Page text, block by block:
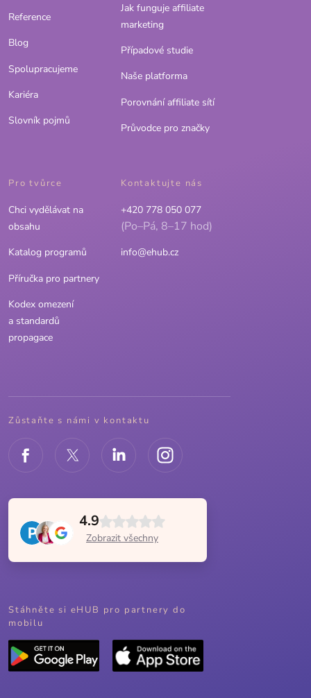
Reference
Blog
Spolupracujeme
Kariéra
Slovník pojmů
Jak funguje affiliate
marketing
Případové studie
Naše platforma
Porovnání affiliate sítí
Průvodce pro značky
Pro tvůrce
Chci vydělávat na
obsahu
Katalog programů
Příručka pro partnery
Kodex omezení
a standardů
propagace
Kontaktujte nás
+420 778 050 077
(Po–Pá, 8–17 hod)
info@ehub.cz
Zůstaňte s námi v kontaktu
4.9
Zobrazit všechny
Stáhněte si eHUB pro partnery do
mobilu